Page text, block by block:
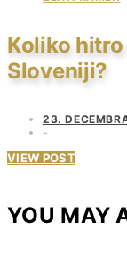
Koliko
Sloveniji?
23.
VIEW POST
YOU MAY